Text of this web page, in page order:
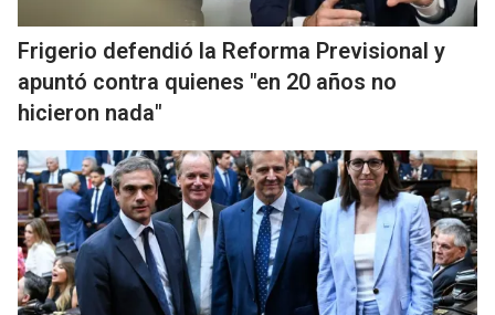
Frigerio defendió la Reforma Previsional y
apuntó contra quienes "en 20 años no
hicieron nada"